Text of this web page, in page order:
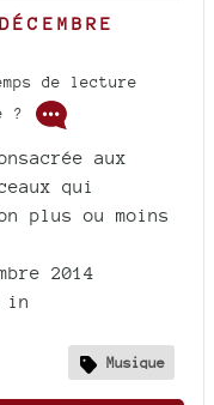
de lecture
?
aux
qui
plus ou moins
2014
in
Musique